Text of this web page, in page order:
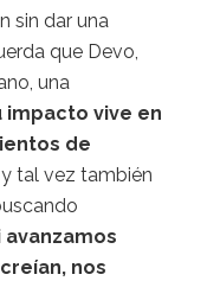
sin dar una
que Devo,
una
impacto vive en
de
y tal vez también
nos